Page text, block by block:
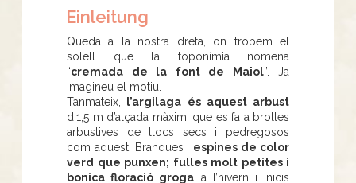
Einleitung
Queda a la nostra dreta, on trobem el
solell que la toponímia nomena
“cremada de la font de Maiol”. Ja
imagineu el motiu.
Tanmateix,
l’argilaga és aquest arbust
d'1,5 m d’alçada màxim, que es fa a brolles
arbustives de llocs secs i pedregosos
com aquest. Branques i espines de color
verd que punxen; fulles molt petites i
bonica floració groga a l’hivern i inicis